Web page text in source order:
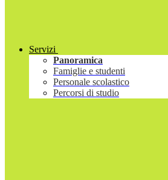
Servizi
Panoramica
Famiglie e studenti
Personale scolastico
Percorsi di studio